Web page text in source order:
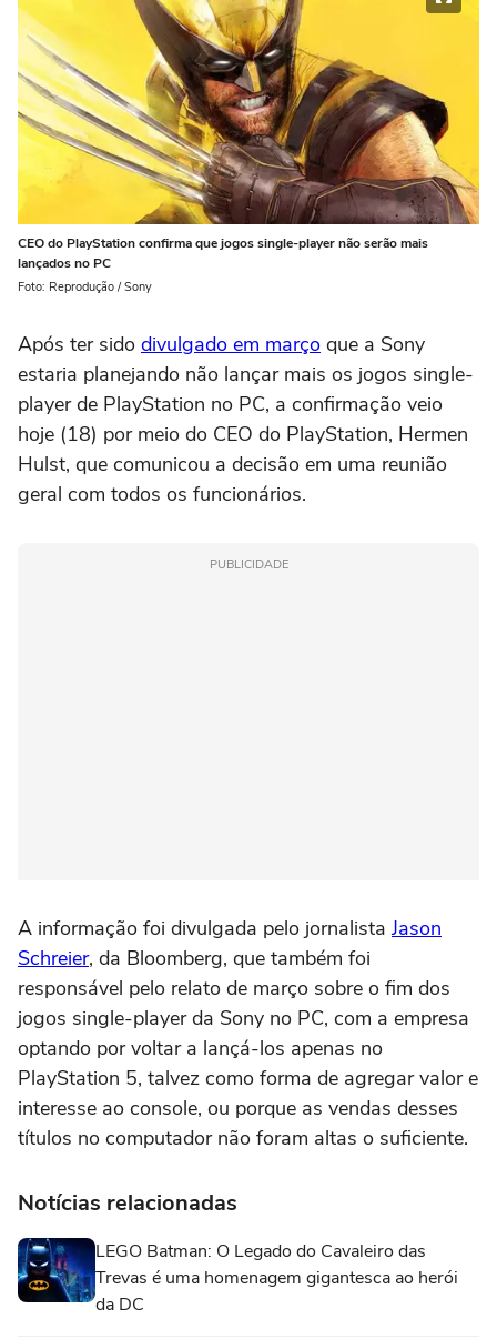
CEO do PlayStation confirma que jogos single-player não serão mais
lançados no PC
Foto: Reprodução / Sony
Após ter sido divulgado em março que a Sony
estaria planejando não lançar mais os jogos single-
player de PlayStation no PC, a confirmação veio
hoje (18) por meio do CEO do PlayStation, Hermen
Hulst, que comunicou a decisão em uma reunião
geral com todos os funcionários.
PUBLICIDADE
A informação foi divulgada pelo jornalista Jason
Schreier, da Bloomberg, que também foi
responsável pelo relato de março sobre o fim dos
jogos single-player da Sony no PC, com a empresa
optando por voltar a lançá-los apenas no
PlayStation 5, talvez como forma de agregar valor e
interesse ao console, ou porque as vendas desses
títulos no computador não foram altas o suficiente.
Notícias relacionadas
LEGO Batman: O Legado do Cavaleiro das
Trevas é uma homenagem gigantesca ao herói
da DC